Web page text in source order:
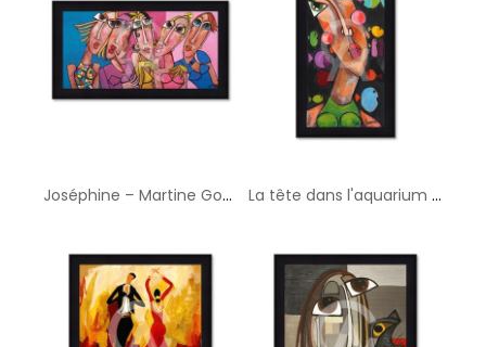
Joséphine – Martine Gonnin La tête dans l'aquarium – Martine Gonnin